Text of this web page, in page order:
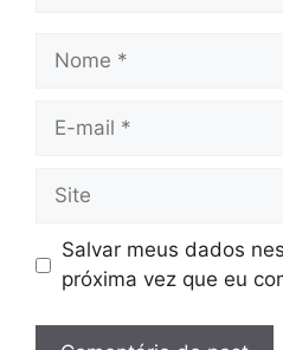
Nome
Site
Salvar meus dados
próxima vez que eu